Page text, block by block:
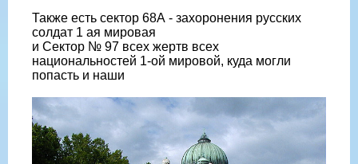
Также есть сектор 68А - захоронения русских
солдат 1 ая мировая
и Сектор № 97 всех жертв всех
национальностей 1-ой мировой, куда могли
попасть и наши